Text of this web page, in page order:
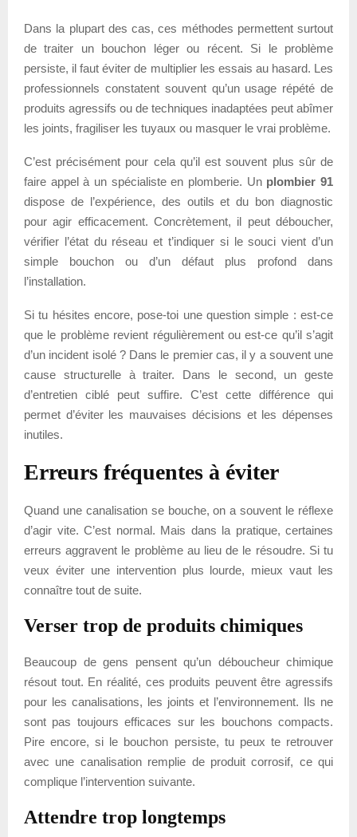
Dans la plupart des cas, ces méthodes permettent surtout
de traiter un bouchon léger ou récent. Si le problème
persiste, il faut éviter de multiplier les essais au hasard. Les
professionnels constatent souvent qu’un usage répété de
produits agressifs ou de techniques inadaptées peut abîmer
les joints, fragiliser les tuyaux ou masquer le vrai problème.
C’est précisément pour cela qu’il est souvent plus sûr de
faire appel à un spécialiste en plomberie. Un plombier 91
dispose de l’expérience, des outils et du bon diagnostic
pour agir efficacement. Concrètement, il peut déboucher,
vérifier l’état du réseau et t’indiquer si le souci vient d’un
simple bouchon ou d’un défaut plus profond dans
l’installation.
Si tu hésites encore, pose-toi une question simple : est-ce
que le problème revient régulièrement ou est-ce qu’il s’agit
d’un incident isolé ? Dans le premier cas, il y a souvent une
cause structurelle à traiter. Dans le second, un geste
d’entretien ciblé peut suffire. C’est cette différence qui
permet d’éviter les mauvaises décisions et les dépenses
inutiles.
Erreurs fréquentes à éviter
Quand une canalisation se bouche, on a souvent le réflexe
d’agir vite. C’est normal. Mais dans la pratique, certaines
erreurs aggravent le problème au lieu de le résoudre. Si tu
veux éviter une intervention plus lourde, mieux vaut les
connaître tout de suite.
Verser trop de produits chimiques
Beaucoup de gens pensent qu’un déboucheur chimique
résout tout. En réalité, ces produits peuvent être agressifs
pour les canalisations, les joints et l’environnement. Ils ne
sont pas toujours efficaces sur les bouchons compacts.
Pire encore, si le bouchon persiste, tu peux te retrouver
avec une canalisation remplie de produit corrosif, ce qui
complique l’intervention suivante.
Attendre trop longtemps